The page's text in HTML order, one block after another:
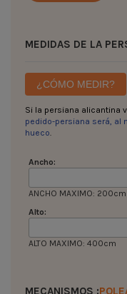
MEDIDAS DE LA
¿CÓMO MEDIR?
Si la persiana alicantina
pedido-persiana será, al
hueco.
Ancho:
ANCHO MAXIMO: 200cm
Alto:
ALTO MAXIMO: 400cm
MECANISMOS :